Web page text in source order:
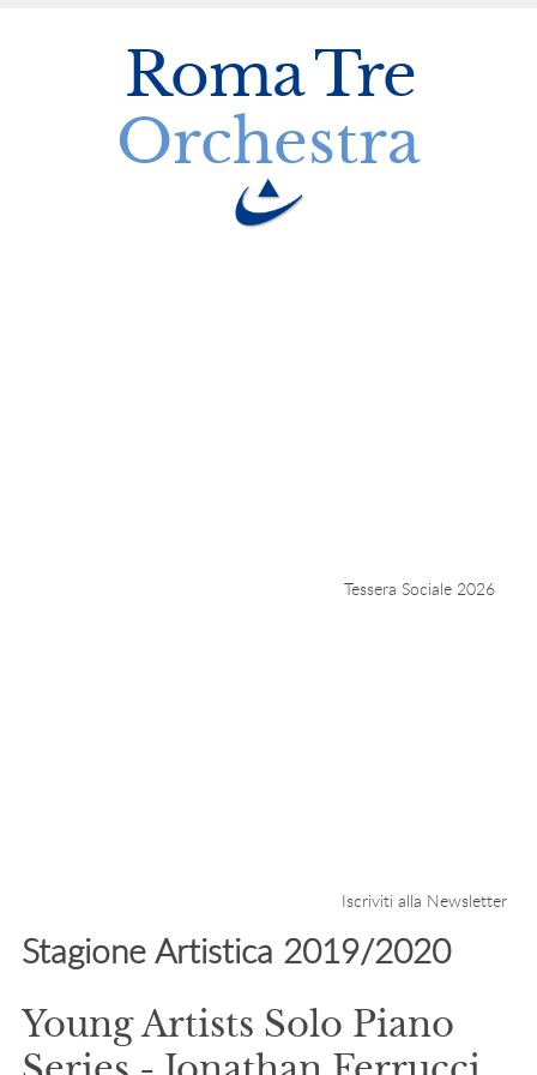
RomaTre
Orchestra
Tessera Sociale 2026
Iscriviti alla Newsletter
Stagione Artistica 2019/2020
Young Artists Solo Piano